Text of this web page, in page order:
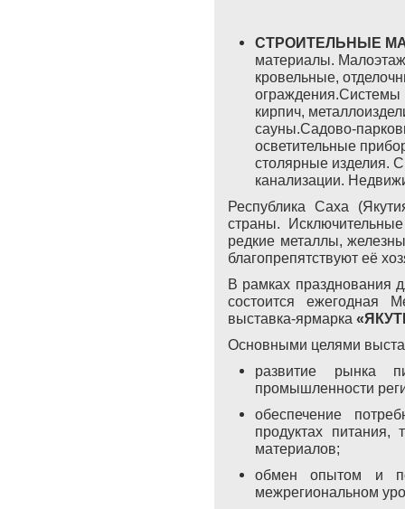
СТРОИТЕЛЬНЫЕ
материалы.
кровельные,
ограждения.Системы
кирпич,
сауны.Садово-
осветительные
столярные изделия.
канализации.
Республика Саха
страны.
редкие металлы,
благопрепятствуют её
В рамках празднования
состоится ежегодная
выставка-ярмарка
Основными целями
развитие рынка
промышленности
обеспечение
продуктах питания,
материалов;
обмен опытом и
межрегиональном